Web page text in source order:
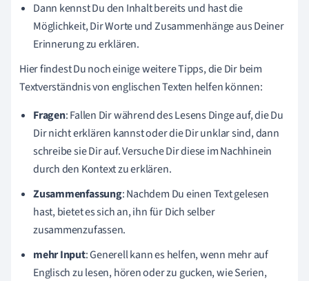
Dann kennst Du den Inhalt bereits und hast die
Möglichkeit, Dir Worte und Zusammenhänge aus Deiner
Erinnerung zu erklären.
Hier findest Du noch einige weitere Tipps, die Dir beim
Textverständnis von englischen Texten helfen können:
Fragen: Fallen Dir während des Lesens Dinge auf, die Du
Dir nicht erklären kannst oder die Dir unklar sind, dann
schreibe sie Dir auf. Versuche Dir diese im Nachhinein
durch den Kontext zu erklären.
Zusammenfassung: Nachdem Du einen Text gelesen
hast, bietet es sich an, ihn für Dich selber
zusammenzufassen.
mehr Input: Generell kann es helfen, wenn mehr auf
Englisch zu lesen, hören oder zu gucken, wie Serien,